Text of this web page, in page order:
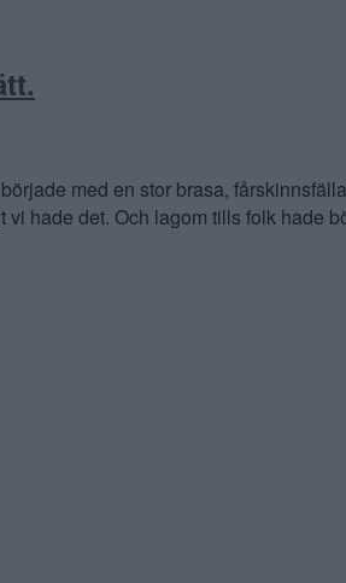
med en stor brasa,
hade det. Och lagom tills folk hade